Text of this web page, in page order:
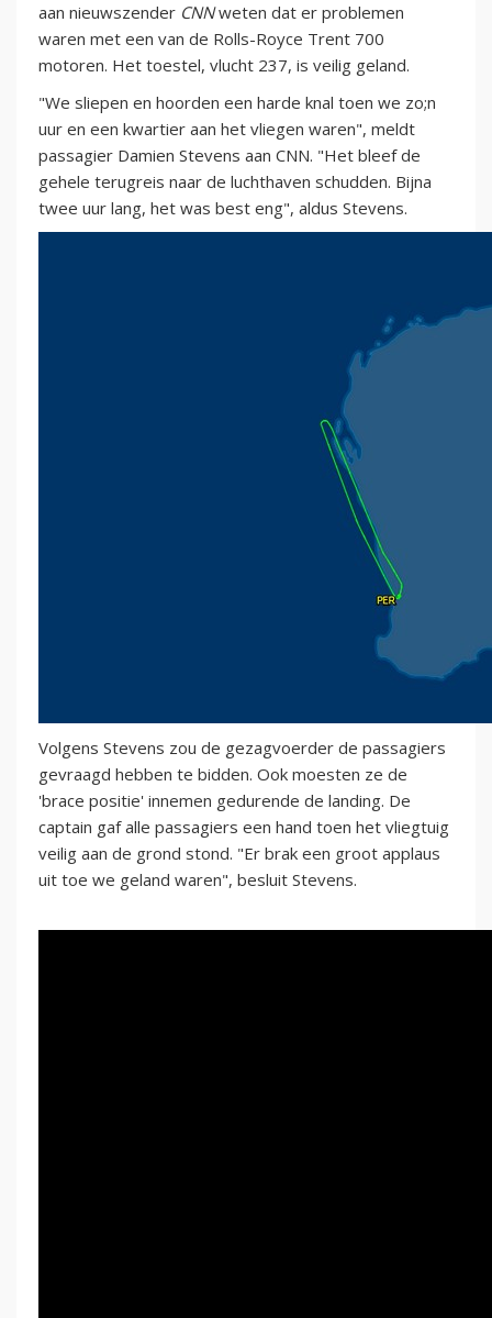
aan nieuwszender CNNweten dat er problemen
waren met een van de Rolls-Royce Trent 700
motoren. Het toestel, vlucht 237, is veilig geland.
"We sliepen en hoorden een harde knal toen we zo;n
uur en een kwartier aan het vliegen waren", meldt
passagier Damien Stevens aan CNN. "Het bleef de
gehele terugreis naar de luchthaven schudden. Bijna
twee uur lang, het was best eng", aldus Stevens.
Volgens Stevens zou de gezagvoerder de passagiers
gevraagd hebben te bidden. Ook moesten ze de
'brace positie' innemen gedurende de landing. De
captain gaf alle passagiers een hand toen het vliegtuig
veilig aan de grond stond. "Er brak een groot applaus
uit toe we geland waren", besluit Stevens.